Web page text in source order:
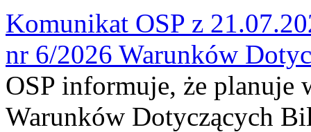
Komunikat OSP z
nr 6/2026 Warunków
OSP informuje, że planuje
Warunków Dotyczących